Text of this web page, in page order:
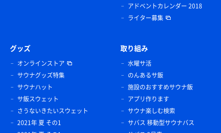
アドベントカレンダー 2018
ライター募集
グッズ
オンラインストア
サウナグッズ特集
サウナハット
サ飯スウェット
さうないきたいスウェット
2021年 夏 その1
取り組み
水曜サ活
のんあるサ飯
施設のおすすめサウナ飯
アプリ作ります
サウナ楽しむ検索
サバス 移動型サウナバス